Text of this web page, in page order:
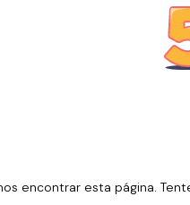
encontrar esta página.